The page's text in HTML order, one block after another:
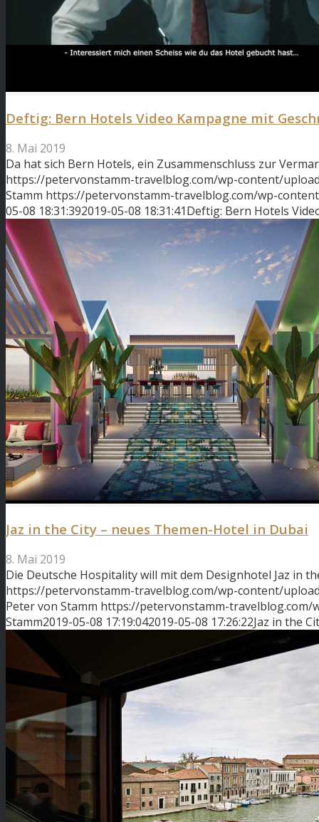
Deftig: Bern Hotels Video Kampagne mit
8. Mai 2019
Da hat sich Bern Hotels, ein Zusammenschluss zur
https://petervonstamm-travelblog.com/wp-content/
Stamm https://petervonstamm-travelblog.com/wp-
05-08 18:31:392019-05-08 18:31:41Deftig: Bern Hotels
Jaz in the City – neues Themen-Hotel in Dubai
8. Mai 2019
Die Deutsche Hospitality will mit dem Designhotel Jaz in
https://petervonstamm-travelblog.com/wp-content/
Peter von Stamm https://petervonstamm-
Stamm2019-05-08 17:19:042019-05-08 17:26:22Jaz in the